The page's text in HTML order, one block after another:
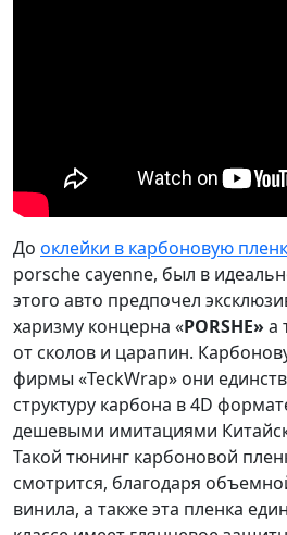
До оклейки в карбоновую
porsche cayenne, был в
этого авто предпочел
харизму концерна «PORSHE» а
от сколов и царапин.
фирмы «TeckWrap» они
структуру карбона в 4D
дешевыми имитациями
Такой тюнинг карбоновой
смотрится, благодаря
винила, а также эта пленка